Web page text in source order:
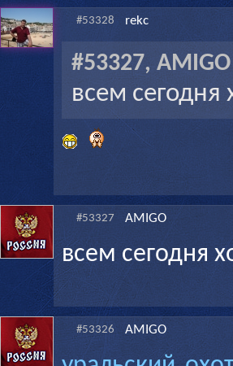
#53328 rekc
#53327, AMIGO
всем
#53327 AMIGO
всем сегодня
#53326 AMIGO